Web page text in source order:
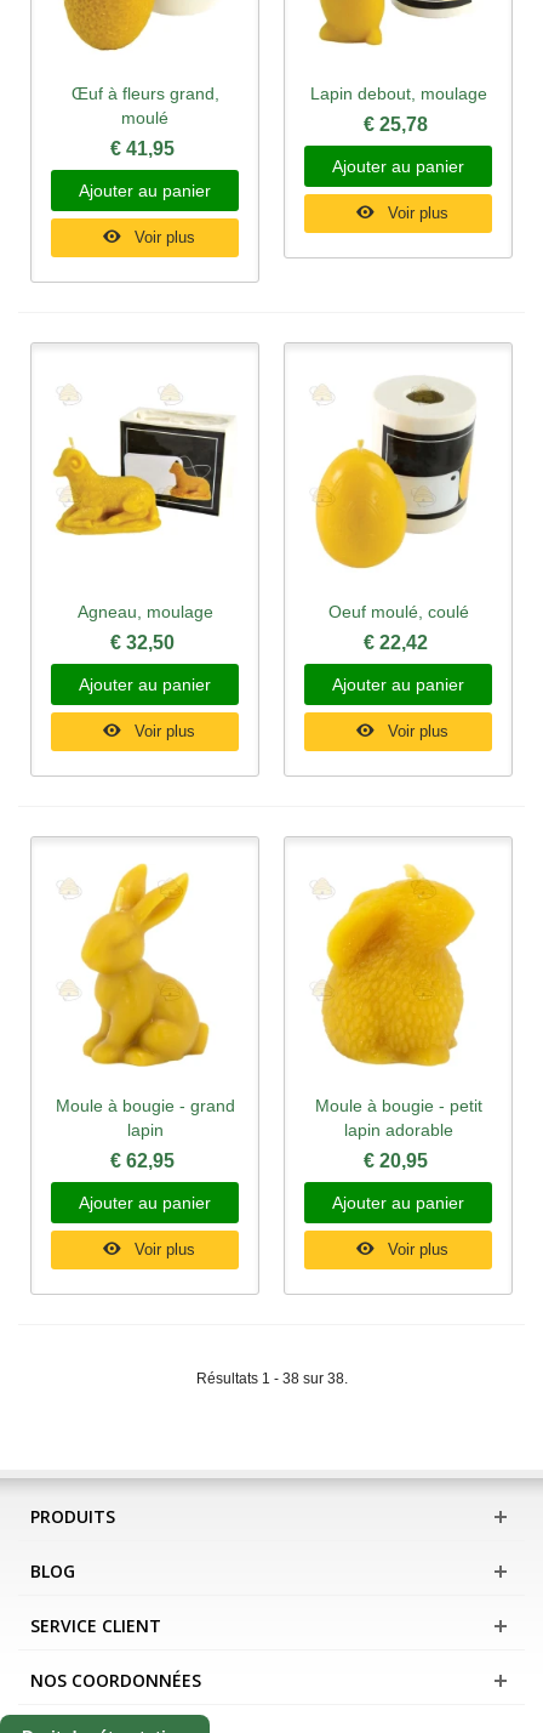
Œuf à fleurs grand,
moulé
€ 41,95
Ajouter au panier
Voir plus
Lapin debout, moulage
€ 25,78
Ajouter au panier
Voir plus
Agneau, moulage
€ 32,50
Ajouter au panier
Voir plus
Oeuf moulé, coulé
€ 22,42
Ajouter au panier
Voir plus
Moule à bougie - grand
lapin
€ 62,95
Ajouter au panier
Voir plus
Moule à bougie - petit
lapin adorable
€ 20,95
Ajouter au panier
Voir plus
Résultats 1 - 38 sur 38.
PRODUITS
BLOG
SERVICE CLIENT
NOS COORDONNÉES